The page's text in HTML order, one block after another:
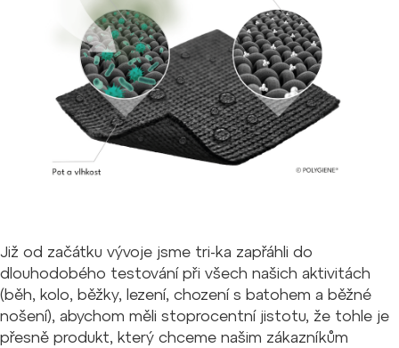
Již od začátku vývoje jsme tri-ka zapřáhli do
dlouhodobého testování při všech našich aktivitách
(běh, kolo, běžky, lezení, chození s batohem a běžné
nošení), abychom měli stoprocentní jistotu, že tohle je
přesně produkt, který chceme našim zákazníkům